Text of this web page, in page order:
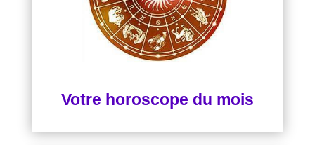
Votre horoscope du mois